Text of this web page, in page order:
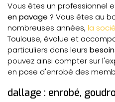
Vous êtes un professionnel
en pavage ? Vous êtes au
nombreuses années, la
Toulouse, évolue et
particuliers dans leurs
pouvez ainsi compter sur
en pose d'enrobé des
dallage : enrobé,